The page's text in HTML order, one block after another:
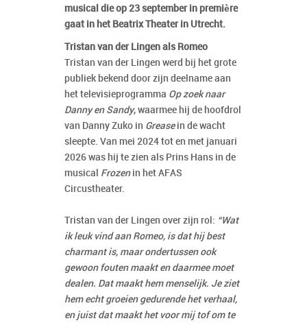
musical die op 23 september in première
gaat in het Beatrix Theater in Utrecht.
Tristan van der Lingen als Romeo
Tristan van der Lingen werd bij het grote
publiek bekend door zijn deelname aan
het televisieprogramma Op zoek naar
Danny en Sandy, waarmee hij de hoofdrol
van Danny Zuko in Greasein de wacht
sleepte. Van mei 2024 tot en met januari
2026 was hij te zien als Prins Hans in de
musical Frozenin het AFAS
Circustheater.
Tristan van der Lingen over zijn rol: “Wat
ik leuk vind aan Romeo, is dat hij best
charmant is, maar ondertussen ook
gewoon fouten maakt en daarmee moet
dealen. Dat maakt hem menselijk. Je ziet
hem echt groeien gedurende het verhaal,
en juist dat maakt het voor mij tof om te